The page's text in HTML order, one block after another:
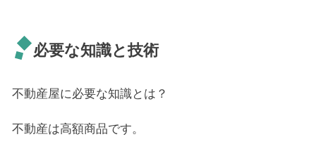
必要な知識と技術
不動産屋に必要な知識とは？
不動産は高額商品です。